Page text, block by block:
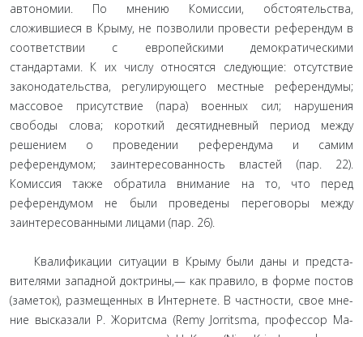
авто­номии. По мнению Комиссии, обстоятельства,
сложившиеся в Крыму, не позволили провести референдум в
соответствии с европейскими демократическими
стандартами. К их числу относятся следующие: отсутствие
законодательства, регули­рующего местные референдумы;
массовое присутствие (пара) военных сил; нарушения
свободы слова; короткий десятид­невный период между
решением о проведении референдума и самим
референдумом; заинтересованность властей (пар. 22).
Комиссия также обратила внимание на то, что перед
референ­думом не были проведены переговоры между
заинтересован­ными лицами (пар. 26).
Квалификации ситуации в Крыму были даны и предста­
вителями западной доктрины,— как правило, в форме постов
(заметок), размещенных в Интернете. В частности, свое мне­
ние высказали Р. Жоритсма (Remy Jorritsma, профессор Ма-